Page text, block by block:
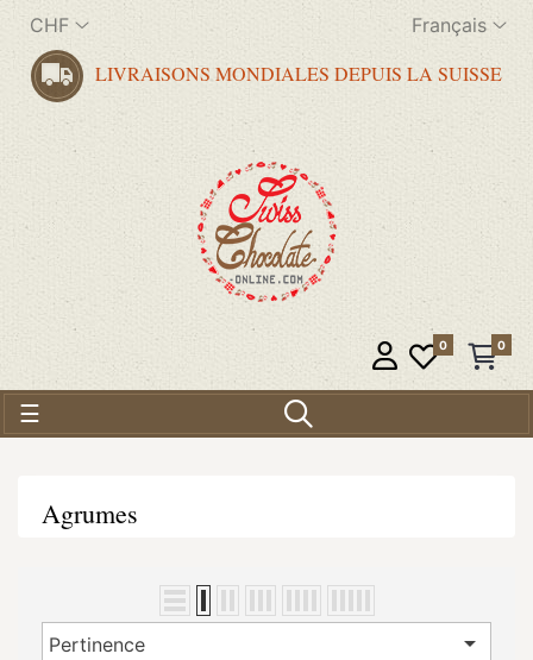
CHF Français
LIVRAISONS MONDIALES DEPUIS LA SUISSE
0 0
Basculer la navigation
☰
Agrumes
Pertinence 